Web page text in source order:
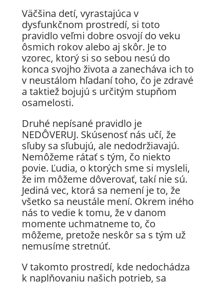
Väčšina detí, vyrastajúca v
dysfunkčnom prostredí, si toto
pravidlo veľmi dobre osvojí do veku
ôsmich rokov alebo aj skôr. Je to
vzorec, ktorý si so sebou nesú do
konca svojho života a zanecháva ich to
v neustálom hľadaní toho, čo je zdravé
a taktiež bojujú s určitým stupňom
osamelosti.
Druhé nepísané pravidlo je
NEDÔVERUJ. Skúsenosť nás učí, že
sľuby sa sľubujú, ale nedodržiavajú.
Nemôžeme rátať s tým, čo niekto
povie. Ľudia, o ktorých sme si mysleli,
že im môžeme dôverovať, takí nie sú.
Jediná vec, ktorá sa nemení je to, že
všetko sa neustále mení. Okrem iného
nás to vedie k tomu, že v danom
momente uchmatneme to, čo
môžeme, pretože neskôr sa s tým už
nemusíme stretnúť.
V takomto prostredí, kde nedochádza
k naplňovaniu našich potrieb, sa